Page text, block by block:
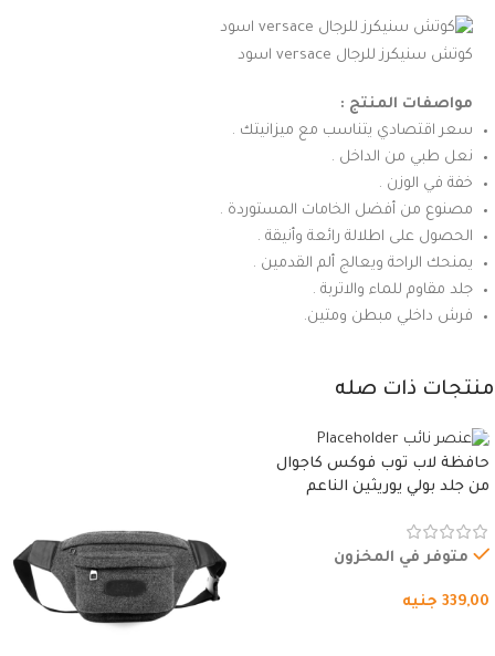
كوتش سنيكرز للرجال versace اسود
مواصفات المنتج :
سعر اقتصادي يتناسب مع ميزانيتك .
نعل طبي من الداخل .
خفة في الوزن .
مصنوع من أفضل الخامات المستوردة .
الحصول على اطلالة رائعة وأنيقة .
يمنحك الراحة ويعالج ألم القدمين .
جلد مقاوم للماء والاتربة .
فرش داخلي مبطن ومتين.
منتجات ذات صله
حافظة لاب توب فوكس كاجوال
من جلد بولي يوريثين الناعم
وسوستة.
متوفر في المخزون
339,00 جنيه